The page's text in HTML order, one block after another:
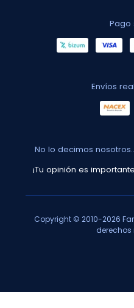
Pago
Envíos
No lo decimos
¡Tu opinión es
Copyright © 2010-2026
derechos